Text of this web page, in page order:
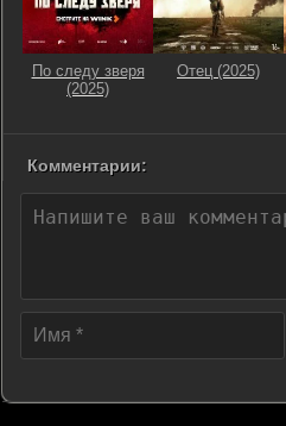
По следу зверя
(2025)
Отец (2025)
Комментарии: